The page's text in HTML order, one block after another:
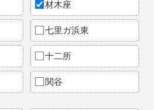
材木座
七里ガ浜東
十二所
関谷